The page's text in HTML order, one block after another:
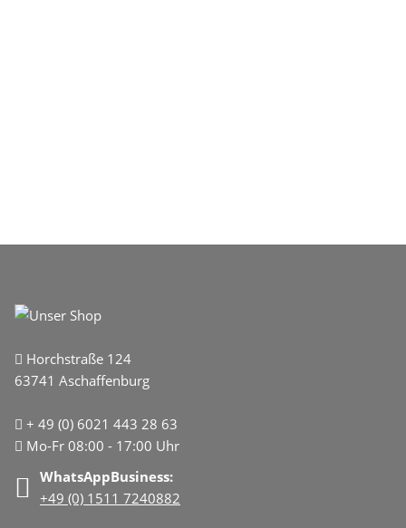
Horchstraße 124
63741 Aschaffenburg
+ 49 (0) 6021 443 28 63
Mo-Fr 08:00 - 17:00 Uhr
WhatsAppBusiness:
+49 (0) 1511 7240882